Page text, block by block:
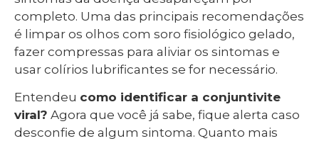
completo. Uma das principais recomendações
é limpar os olhos com soro fisiológico gelado,
fazer compressas para aliviar os sintomas e
usar colírios lubrificantes se for necessário.
Entendeu como identificar a conjuntivite
viral? Agora que você já sabe, fique alerta caso
desconfie de algum sintoma. Quanto mais